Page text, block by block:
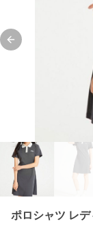
Previous slide
ポロシャツ レ